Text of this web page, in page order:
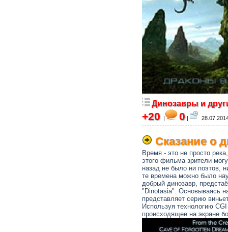
Динозавры и
+20 | 0 |
Сказание о
Время - это не просто
этого фильма зрители
назад не было ни поэтов,
те времена можно было
добрый динозавр,
"Dinotasia". Основываясь
представляет серию
Используя технологию
происходящее на экране